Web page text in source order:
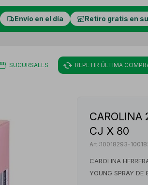
Envío en el día Retiro gratis en
SUCURSALES REPETIR ÚLTIMA
CAROLINA
CJ X 80
10018293-
CAROLINA
YOUNG SPRAY DE